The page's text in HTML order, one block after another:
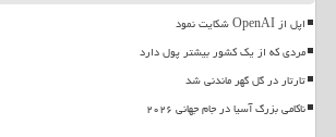
اپل از OpenAI شکایت نمود
مردی که از یک کشور بیشتر پول دارد
تارتار در گل گهر ماندنی شد
ناکامی بزرگ آسیا در جام جهانی ۲۰۲۶